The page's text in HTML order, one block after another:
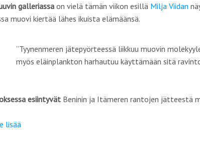
galleriassaon vielä tämän viikon esillä Milja Viidan
muovi kiertää lähes ikuista elämäänsä.
”Tyynenmeren jätepyörteessä liikkuu muovin
myös eläinplankton harhautuu käyttämään sitä
esiintyvät Beninin ja Itämeren rantojen jätteestä
lisää